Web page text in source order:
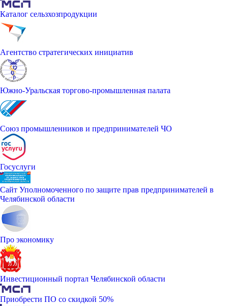
Каталог сельзхозпродукции
Агентство стратегических инициатив
Южно-Уральская торгово-промышленная палата
Союз промышленников и предпринимателей ЧО
Госуслуги
Сайт Уполномоченного по защите прав предпринимателей в
Челябинской области
Про экономику
Инвестиционный портал Челябинской области
Приобрести ПО со скидкой 50%